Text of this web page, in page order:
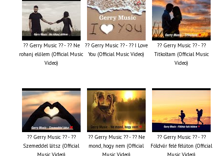
?? Gerry Music ?? - ?? Ne
rohanj előlem (Official Music
Video)
?? Gerry Music ?? - ?? I Love
You (Official Music Video)
?? Gerry Music ?? - ??
Titkoltam (Official Music
Video)
?? Gerry Music ?? - ??
Szemeddel látsz (Official
Music Video)
?? Gerry Music ?? - ?? Ne
mond, hogy nem (Official
Music Video)
?? Gerry Music ?? - ??
Földvár felé félúton (Official
Music Video)